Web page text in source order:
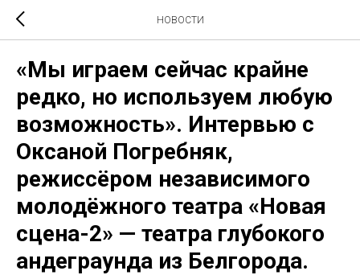
НОВОСТИ
«Мы играем сейчас крайне
редко, но используем любую
возможность». Интервью с
Оксаной Погребняк,
режиссёром независимого
молодёжного театра «Новая
сцена-2» — театра глубокого
андеграунда из Белгорода.